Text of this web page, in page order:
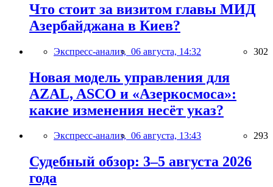
Что стоит за визитом главы МИД
Азербайджана в Киев?
Экспресс-анализ, 06 августа, 14:32 302
Новая модель управления для
AZAL, ASCO и «Азеркосмоса»:
какие изменения несёт указ?
Экспресс-анализ, 06 августа, 13:43 293
Судебный обзор: 3–5 августа 2026
года